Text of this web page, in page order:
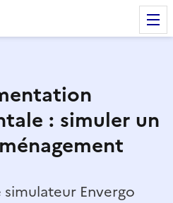
: simuler un
simulateur Envergo